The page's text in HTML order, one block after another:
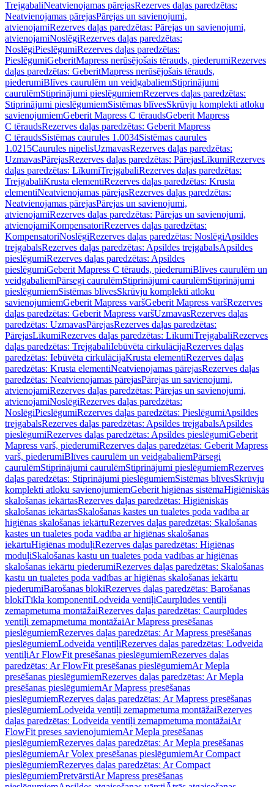
TrejgabaliNeatvienojamas pārejasRezerves daļas paredzētas:
Neatvienojamas pārejasPārejas un savienojumi,
atvienojamiRezerves daļas paredzētas: Pārejas un savienojumi,
atvienojamiNoslēgiRezerves daļas paredzētas:
NoslēgiPieslēgumiRezerves daļas paredzētas:
PieslēgumiGeberitMapress nerūsējošais tērauds, piederumiRezerves
daļas paredzētas: GeberitMapress nerūsējošais tērauds,
piederumiBlīves caurulēm un veidgabaliemStiprinājumi
caurulēmStiprinājumi pieslēgumiemRezerves daļas paredzētas:
Stiprinājumi pieslēgumiemSistēmas blīvesSkrūvju komplekti atloku
savienojumiemGeberit Mapress C tēraudsGeberit Mapress
C tēraudsRezerves daļas paredzētas: Geberit Mapress
C tēraudsSistēmas caurules 1.0034Sistēmas caurules
1.0215Caurules nipelisUzmavasRezerves daļas paredzētas:
UzmavasPārejasRezerves daļas paredzētas: PārejasLīkumiRezerves
daļas paredzētas: LīkumiTrejgabaliRezerves daļas paredzētas:
TrejgabaliKrusta elementiRezerves daļas paredzētas: Krusta
elementiNeatvienojamas pārejasRezerves daļas paredzētas:
Neatvienojamas pārejasPārejas un savienojumi,
atvienojamiRezerves daļas paredzētas: Pārejas un savienojumi,
atvienojamiKompensatoriRezerves daļas paredzētas:
KompensatoriNoslēgiRezerves daļas paredzētas: NoslēgiApsildes
trejgabalsRezerves daļas paredzētas: Apsildes trejgabalsApsildes
pieslēgumiRezerves daļas paredzētas: Apsildes
pieslēgumiGeberit Mapress C tērauds, piederumiBlīves caurulēm un
veidgabaliemPārsegi caurulēmStiprinājumi caurulēmStiprinājumi
pieslēgumiemSistēmas blīvesSkrūvju komplekti atloku
savienojumiemGeberit Mapress varšGeberit Mapress varšRezerves
daļas paredzētas: Geberit Mapress varšUzmavasRezerves daļas
paredzētas: UzmavasPārejasRezerves daļas paredzētas:
PārejasLīkumiRezerves daļas paredzētas: LīkumiTrejgabaliRezerves
daļas paredzētas: TrejgabaliIebūvēta cirkulācijaRezerves daļas
paredzētas: Iebūvēta cirkulācijaKrusta elementiRezerves daļas
paredzētas: Krusta elementiNeatvienojamas pārejasRezerves daļas
paredzētas: Neatvienojamas pārejasPārejas un savienojumi,
atvienojamiRezerves daļas paredzētas: Pārejas un savienojumi,
atvienojamiNoslēgiRezerves daļas paredzētas:
NoslēgiPieslēgumiRezerves daļas paredzētas: PieslēgumiApsildes
trejgabalsRezerves daļas paredzētas: Apsildes trejgabalsApsildes
pieslēgumiRezerves daļas paredzētas: Apsildes pieslēgumiGeberit
Mapress varš, piederumiRezerves daļas paredzētas: Geberit Mapress
varš, piederumiBlīves caurulēm un veidgabaliemPārsegi
caurulēmStiprinājumi caurulēmStiprinājumi pieslēgumiemRezerves
daļas paredzētas: Stiprinājumi pieslēgumiemSistēmas blīvesSkrūvju
komplekti atloku savienojumiemGeberit higiēnas sistēmaHigiēniskās
skalošanas iekārtasRezerves daļas paredzētas: Higiēniskās
skalošanas iekārtasSkalošanas kastes un tualetes poda vadība ar
higiēnas skalošanas iekārtuRezerves daļas paredzētas: Skalošanas
kastes un tualetes poda vadība ar higiēnas skalošanas
iekārtuHigiēnas moduļiRezerves daļas paredzētas: Higiēnas
moduļiSkalošanas kastu un tualetes poda vadības ar higiēnas
skalošanas iekārtu piederumiRezerves daļas paredzētas: Skalošanas
kastu un tualetes poda vadības ar higiēnas skalošanas iekārtu
piederumiBarošanas blokiRezerves daļas paredzētas: Barošanas
blokiTīkla komponentiLodveida ventiļiCaurplūdes ventiļi
zemapmetuma montāžaiRezerves daļas paredzētas: Caurplūdes
ventiļi zemapmetuma montāžaiAr Mapress presēšanas
pieslēgumiemRezerves daļas paredzētas: Ar Mapress presēšanas
pieslēgumiemLodveida ventiļiRezerves daļas paredzētas: Lodveida
ventiļiAr FlowFit presēšanas pieslēgumiemRezerves daļas
paredzētas: Ar FlowFit presēšanas pieslēgumiemAr Mepla
presēšanas pieslēgumiemRezerves daļas paredzētas: Ar Mepla
presēšanas pieslēgumiemAr Mapress presēšanas
pieslēgumiemRezerves daļas paredzētas: Ar Mapress presēšanas
pieslēgumiemLodveida ventiļi zemapmetuma montāžaiRezerves
daļas paredzētas: Lodveida ventiļi zemapmetuma montāžaiAr
FlowFit preses savienojumiemAr Mepla presēšanas
pieslēgumiemRezerves daļas paredzētas: Ar Mepla presēšanas
pieslēgumiemAr Volex presēšanas pieslēgumiemAr Compact
pieslēgumiemRezerves daļas paredzētas: Ar Compact
pieslēgumiemPretvārstiAr Mapress presēšanas